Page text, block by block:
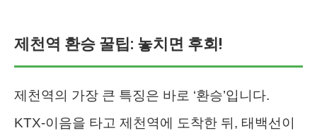
제천역 환승 꿀팁: 놓치면 후회!
제천역의 가장 큰 특징은 바로 ‘환승’입니다.
KTX-이음을 타고 제천역에 도착한 뒤, 태백선이